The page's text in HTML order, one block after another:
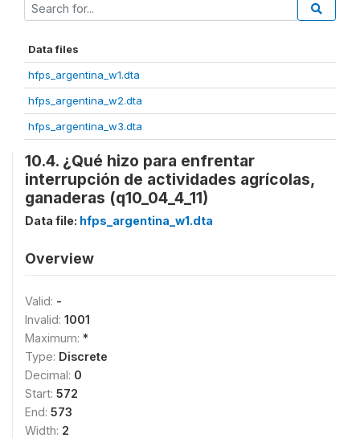
Data files
hfps_argentina_w1.dta
hfps_argentina_w2.dta
hfps_argentina_w3.dta
10.4. ¿Qué hizo para enfrentar
interrupción de actividades agrícolas,
ganaderas (q10_04_4_11)
Data file: hfps_argentina_w1.dta
Overview
Valid: -
Invalid: 1001
Maximum: *
Type: Discrete
Decimal: 0
Start: 572
End: 573
Width: 2